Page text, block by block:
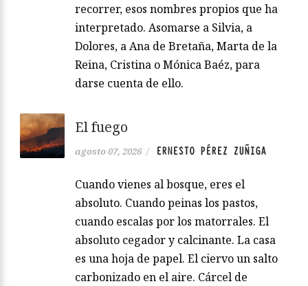
recorrer, esos nombres propios que ha
interpretado. Asomarse a Silvia, a
Dolores, a Ana de Bretaña, Marta de la
Reina, Cristina o Mónica Baéz, para
darse cuenta de ello.
El fuego
agosto 07, 2026 / ERNESTO PÉREZ ZUÑIGA
Cuando vienes al bosque, eres el
absoluto. Cuando peinas los pastos,
cuando escalas por los matorrales. El
absoluto cegador y calcinante. La casa
es una hoja de papel. El ciervo un salto
carbonizado en el aire. Cárcel de